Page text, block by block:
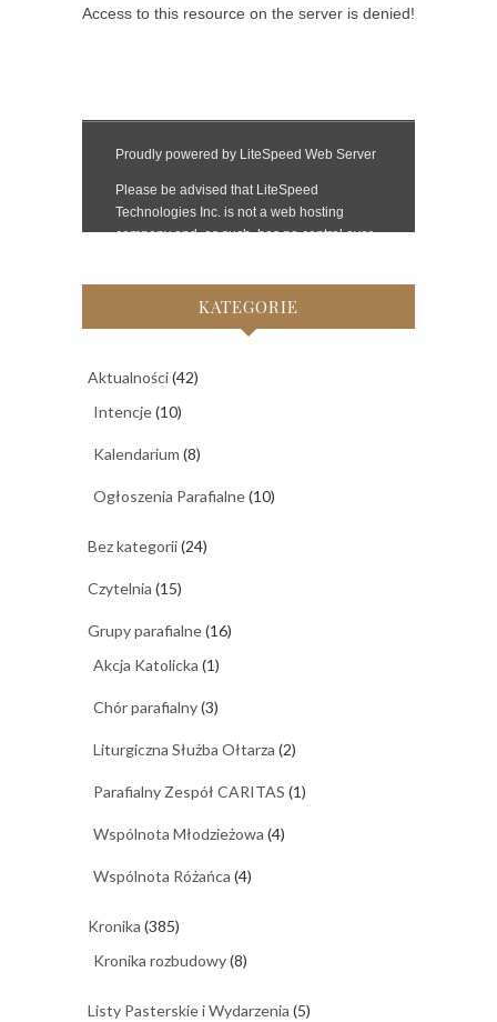
KATEGORIE
Aktualności(42)
Intencje(10)
Kalendarium (8)
Ogłoszenia Parafialne(10)
Bez kategorii(24)
Czytelnia (15)
Grupy parafialne(16)
Akcja Katolicka (1)
Chór parafialny(3)
Liturgiczna Służba Ołtarza (2)
Parafialny Zespół CARITAS (1)
Wspólnota Młodzieżowa (4)
Wspólnota Różańca (4)
Kronika (385)
Kronika rozbudowy(8)
Listy Pasterskie i Wydarzenia (5)